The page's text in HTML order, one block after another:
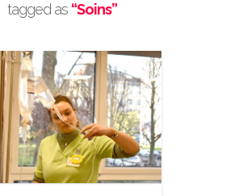
tagged as “Soins”